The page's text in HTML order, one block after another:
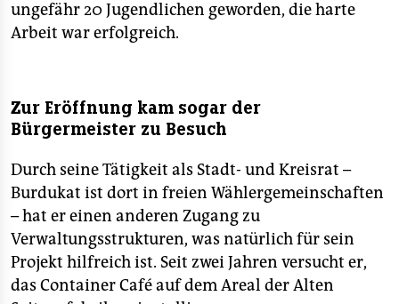
ungefähr 20 Jugendlichen geworden, die harte
Arbeit war erfolgreich.
Zur Eröffnung kam sogar der
Bürgermeister zu Besuch
Durch seine Tätigkeit als Stadt- und Kreisrat –
Burdukat ist dort in freien Wählergemeinschaften
– hat er einen anderen Zugang zu
Verwaltungsstrukturen, was natürlich für sein
Projekt hilfreich ist. Seit zwei Jahren versucht er,
das Container Café auf dem Areal der Alten